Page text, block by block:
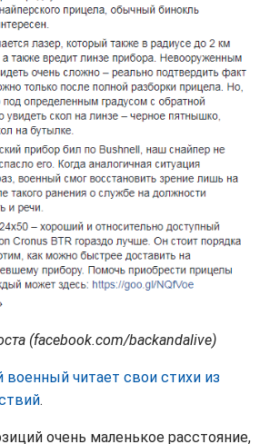
(facebook.com/backandalive)
военный читает свои стихи из
.
очень маленькое расстояние,